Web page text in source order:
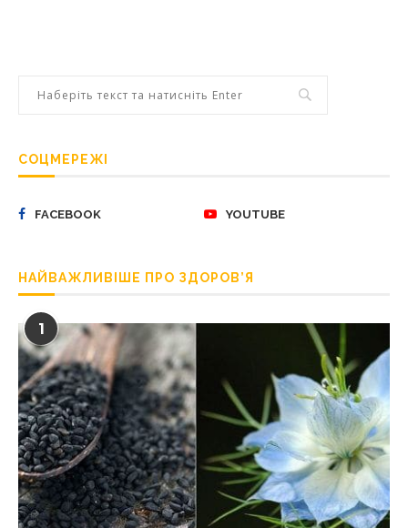
СОЦМЕРЕЖІ
FACEBOOK YOUTUBE
НАЙВАЖЛИВІШЕ ПРО ЗДОРОВ’Я
1